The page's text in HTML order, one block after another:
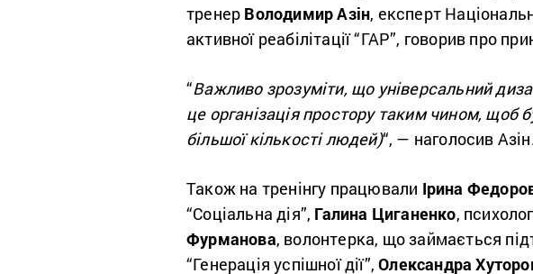
тренер Володимир Азін, експерт
активної реабілітації “ГАР”, говорив про
“Важливо зрозуміти, що універсальний
це організація простору таким чином, щоб
більшої кількості людей)“, — наголосив
Також на тренінгу працювали Ірина
“Соціальна дія”, Галина Циганенко,
Фурманова, волонтерка, що займається
“Генерація успішної дії”,Олександра